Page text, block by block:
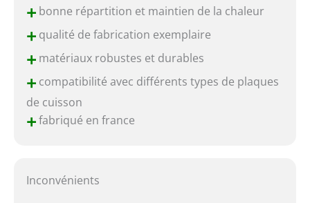
+bonne répartition et maintien de la chaleur
+qualité de fabrication exemplaire
+matériaux robustes et durables
+compatibilité avec différents types de plaques
de cuisson
+fabriqué en france
Inconvénients